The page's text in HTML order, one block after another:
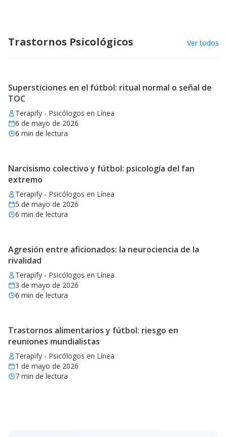
Trastornos Psicológicos Ver todos
Supersticiones en el fútbol: ritual normal o señal de
TOC
Terapify - Psicólogos en Línea
6 de mayo de 2026
6 min de lectura
Narcisismo colectivo y fútbol: psicología del fan
extremo
Terapify - Psicólogos en Línea
5 de mayo de 2026
6 min de lectura
Agresión entre aficionados: la neurociencia de la
rivalidad
Terapify - Psicólogos en Línea
3 de mayo de 2026
6 min de lectura
Trastornos alimentarios y fútbol: riesgo en
reuniones mundialistas
Terapify - Psicólogos en Línea
1 de mayo de 2026
7 min de lectura